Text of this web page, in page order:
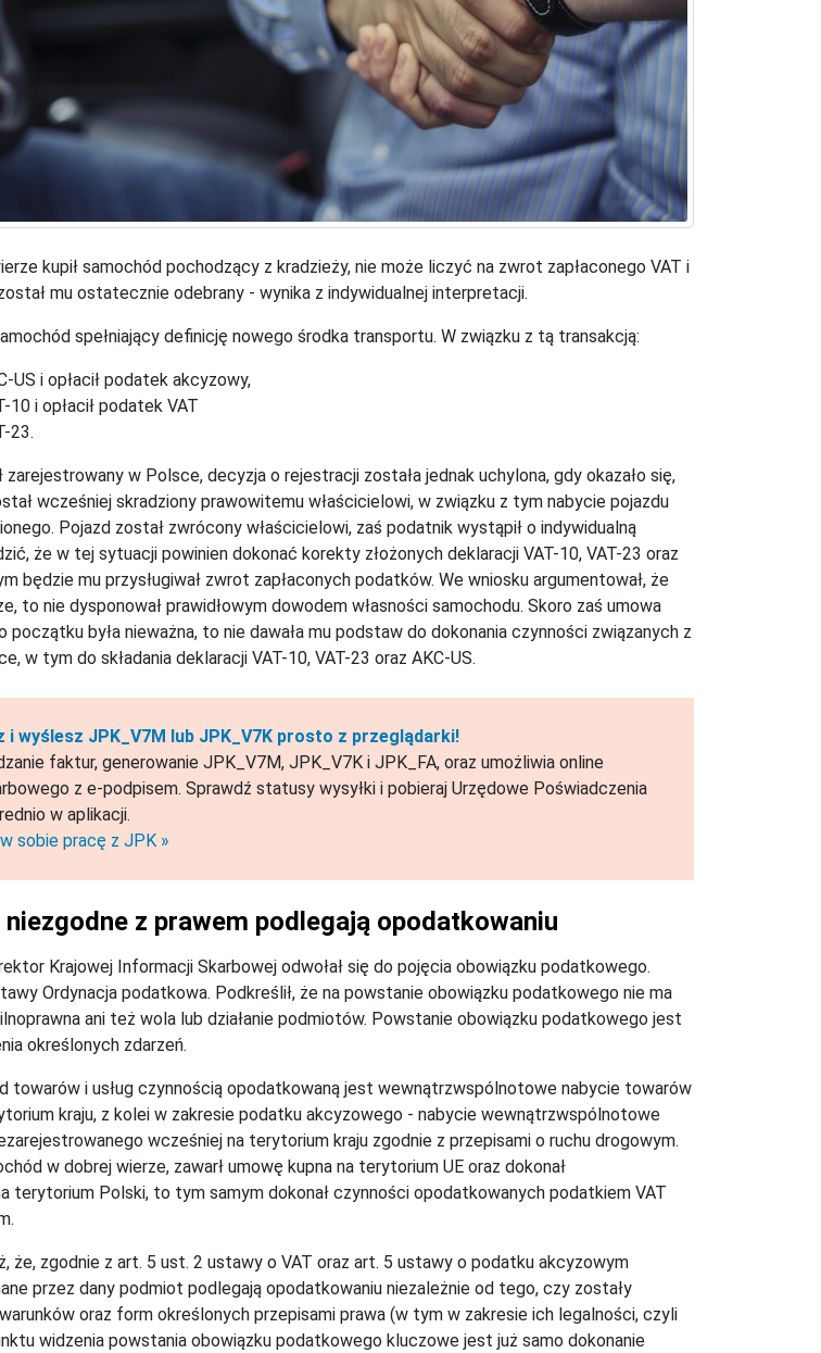
kupił samochód pochodzący z kradzieży, nie może liczyć na zwrot zapłaconego VAT i
mu ostatecznie odebrany - wynika z indywidualnej interpretacji.
spełniający definicję nowego środka transportu. W związku z tą transakcją:
US i opłacił podatek akcyzowy,
10 i opłacił podatek VAT
23.
w Polsce, decyzja o rejestracji została jednak uchylona, gdy okazało się,
wcześniej skradziony prawowitemu właścicielowi, w związku z tym nabycie pojazdu
Pojazd został zwrócony właścicielowi, zaś podatnik wystąpił o indywidualną
że w tej sytuacji powinien dokonać korekty złożonych deklaracji VAT-10, VAT-23 oraz
będzie mu przysługiwał zwrot zapłaconych podatków. We wniosku argumentował, że
to nie dysponował prawidłowym dowodem własności samochodu. Skoro zaś umowa
początku była nieważna, to nie dawała mu podstaw do dokonania czynności związanych z
w tym do składania deklaracji VAT-10, VAT-23 oraz AKC-US.
wyślesz JPK_V7M lub JPK_V7K prosto z przeglądarki!
faktur, generowanie JPK_V7M, JPK_V7K i JPK_FA, oraz umożliwia online
z e-podpisem. Sprawdź statusy wysyłki i pobieraj Urzędowe Poświadczenia
w aplikacji.
sobie pracę z JPK »
z prawem podlegają opodatkowaniu
Krajowej Informacji Skarbowej odwołał się do pojęcia obowiązku podatkowego.
Ordynacja podatkowa. Podkreślił, że na powstanie obowiązku podatkowego nie ma
ani też wola lub działanie podmiotów. Powstanie obowiązku podatkowego jest
określonych zdarzeń.
towarów i usług czynnością opodatkowaną jest wewnątrzwspólnotowe nabycie towarów
kraju, z kolei w zakresie podatku akcyzowego - nabycie wewnątrzwspólnotowe
wcześniej na terytorium kraju zgodnie z przepisami o ruchu drogowym.
w dobrej wierze, zawarł umowę kupna na terytorium UE oraz dokonał
terytorium Polski, to tym samym dokonał czynności opodatkowanych podatkiem VAT
że, zgodnie z art. 5 ust. 2 ustawy o VAT oraz art. 5 ustawy o podatku akcyzowym
przez dany podmiot podlegają opodatkowaniu niezależnie od tego, czy zostały
oraz form określonych przepisami prawa (w tym w zakresie ich legalności, czyli
widzenia powstania obowiązku podatkowego kluczowe jest już samo dokonanie